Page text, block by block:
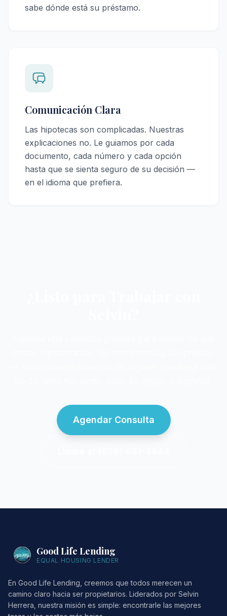
sabe dónde está su préstamo.
Comunicación Clara
Las hipotecas son complicadas. Nuestras
explicaciones no. Le guiamos por cada
documento, cada número y cada opción
hasta que se sienta seguro de su decisión —
en el idioma que prefiera.
Agendar Consulta
Good Life Lending
EQUAL HOUSING LENDER
En Good Life Lending, creemos que todos merecen un
camino claro hacia ser propietarios. Liderados por Selvin
Herrera, nuestra misión es simple: encontrarle las mejores